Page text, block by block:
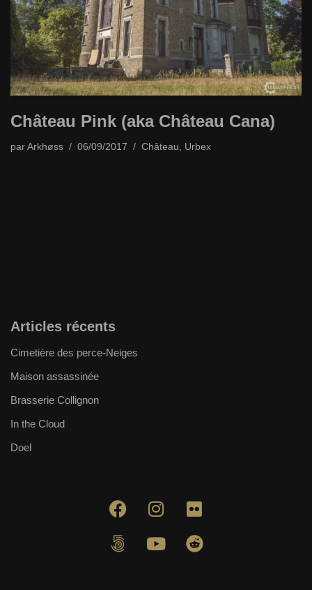
Château Pink (aka Château Cana)
par Arkhøss 06/09/2017 Château, Urbex
Articles récents
Cimetière des perce-Neiges
Maison assassinée
Brasserie Collignon
In the Cloud
Doel